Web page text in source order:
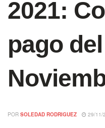
2021:
pago
POR SOLEDAD RODRIGUEZ 29/11/